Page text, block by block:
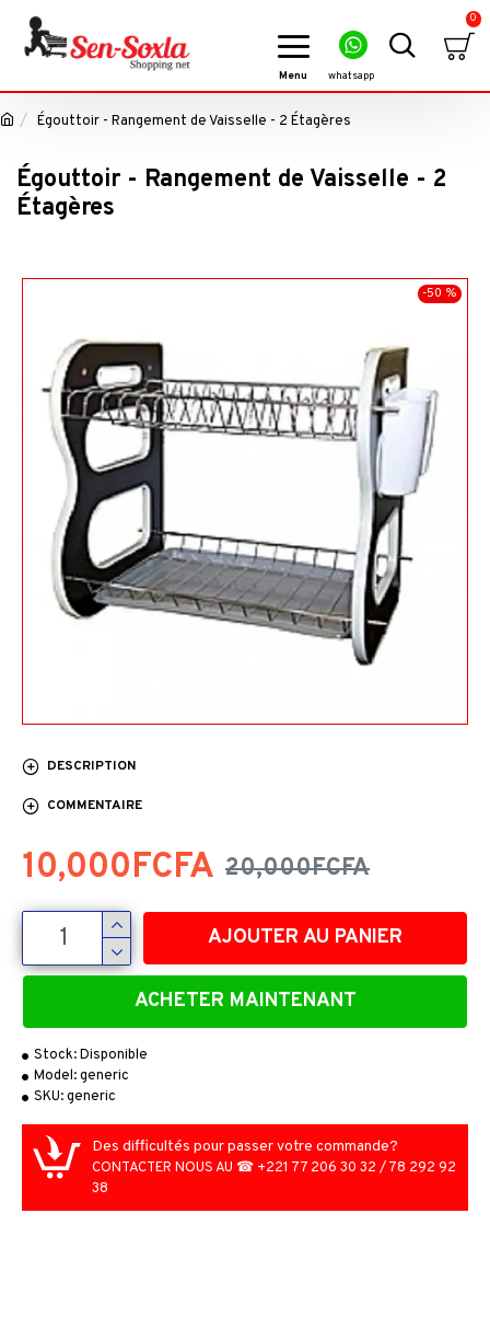
0
Égouttoir - Rangement de Vaisselle - 2 Étagères
Égouttoir - Rangement de Vaisselle - 2
Étagères
-50 %
DESCRIPTION
COMMENTAIRE
Stock:Disponible
Model:generic
SKU:generic
10,000FCFA 20,000FCFA
AJOUTER AU PANIER
ACHETER MAINTENANT
Des difficultés pour passer votre commande?
CONTACTER NOUS AU ☎ +221 77 206 30 32 / 78 292 92
38